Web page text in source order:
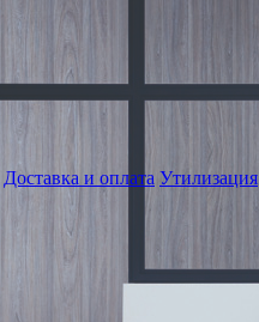
Доставка и оплата Утилизация